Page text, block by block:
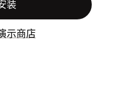
装
示商店